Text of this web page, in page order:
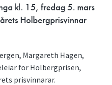
kl. 15, fredag 5. mars
Holbergprisvinnar
Margareth Hagen,
for Holbergprisen,
prisvinnarar.